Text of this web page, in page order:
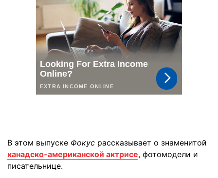
В этом выпуске Фокус рассказывает о знаменитой
канадско-американской актрисе, фотомодели и
писательнице.